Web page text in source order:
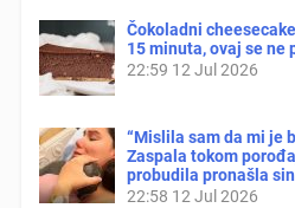
Čokoladni
15 minuta, ovaj se ne
22:59 12 Jul 2026
“Mislila sam da mi je
Zaspala tokom
probudila pronašla
22:58 12 Jul 2026